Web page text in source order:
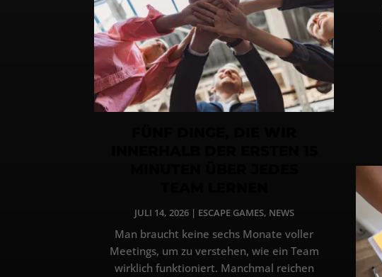
JULI 14, 2026| ESCAPE GAMES, NEWS
Man braucht keine sechs Monate voller
Meetings, um zu verstehen, wie ein Team
wirklich funktioniert. Manchmal reichen